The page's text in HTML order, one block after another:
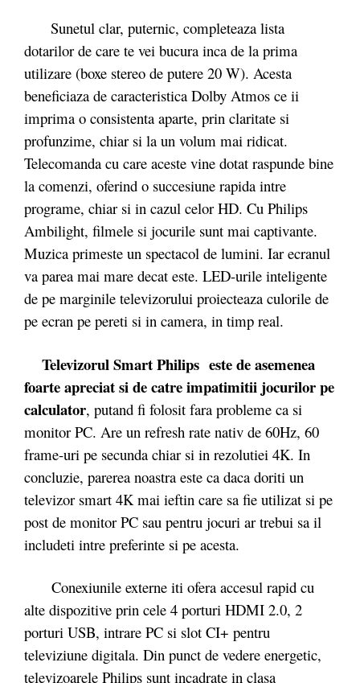
Sunetul clar, puternic, completeaza lista
dotarilor de care te vei bucura inca de la prima
utilizare (boxe stereo de putere 20 W). Acesta
beneficiaza de caracteristica Dolby Atmos ce ii
imprima o consistenta aparte, prin claritate si
profunzime, chiar si la un volum mai ridicat.
Telecomanda cu care aceste vine dotat raspunde bine
la comenzi, oferind o succesiune rapida intre
programe, chiar si in cazul celor HD. Cu Philips
Ambilight, filmele si jocurile sunt mai captivante.
Muzica primeste un spectacol de lumini. Iar ecranul
va parea mai mare decat este. LED-urile inteligente
de pe marginile televizorului proiecteaza culorile de
pe ecran pe pereti si in camera, in timp real.
Televizorul Smart Philips este de asemenea
foarte apreciat si de catre impatimitii jocurilor pe
calculator, putand fi folosit fara probleme ca si
monitor PC. Are un refresh rate nativ de 60Hz, 60
frame-uri pe secunda chiar si in rezolutiei 4K. In
concluzie, parerea noastra este ca daca doriti un
televizor smart 4K mai ieftin care sa fie utilizat si pe
post de monitor PC sau pentru jocuri ar trebui sa il
includeti intre preferinte si pe acesta.
Conexiunile externe iti ofera accesul rapid cu
alte dispozitive prin cele 4 porturi HDMI 2.0, 2
porturi USB, intrare PC si slot CI+ pentru
televiziune digitala. Din punct de vedere energetic,
televizoarele Philips sunt incadrate in clasa